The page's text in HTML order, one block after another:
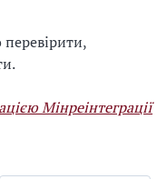
перевірити,
Мінреінтеграції